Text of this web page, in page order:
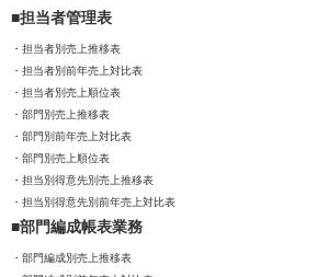
担当者管理表
担当者別売上推移表
担当者別前年売上対比表
担当者別売上順位表
部門別売上推移表
部門別前年売上対比表
部門別売上順位表
担当別得意先別売上推移表
担当別得意先別前年売上対比表
部門編成帳表業務
部門編成別売上推移表